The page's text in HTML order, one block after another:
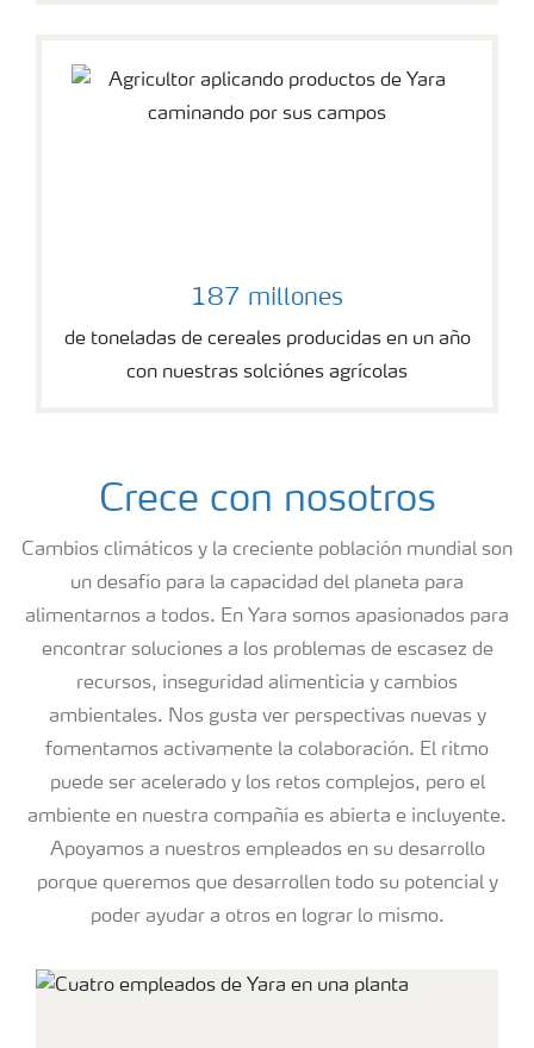
187 millones
de toneladas de cereales producidas en un año
con nuestras solciónes agrícolas
Crece con nosotros
Cambios climáticos y la creciente población mundial son
un desafío para la capacidad del planeta para
alimentarnos a todos. En Yara somos apasionados para
encontrar soluciones a los problemas de escasez de
recursos, inseguridad alimenticia y cambios
ambientales. Nos gusta ver perspectivas nuevas y
fomentamos activamente la colaboración. El ritmo
puede ser acelerado y los retos complejos, pero el
ambiente en nuestra compañía es abierta e incluyente.
Apoyamos a nuestros empleados en su desarrollo
porque queremos que desarrollen todo su potencial y
poder ayudar a otros en lograr lo mismo.